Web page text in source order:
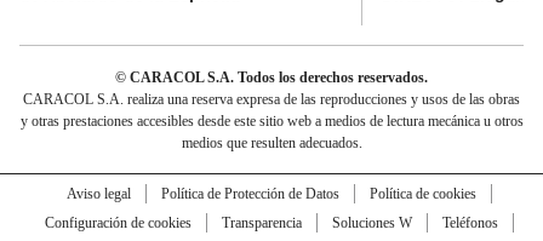
© CARACOL S.A. Todos los derechos reservados.
CARACOL S.A. realiza una reserva expresa de las reproducciones y usos de las obras
y otras prestaciones accesibles desde este sitio web a medios de lectura mecánica u otros
medios que resulten adecuados.
Aviso legal Política de Protección de Datos
Política de cookies
Configuración de cookies
Transparencia Soluciones W
Teléfonos